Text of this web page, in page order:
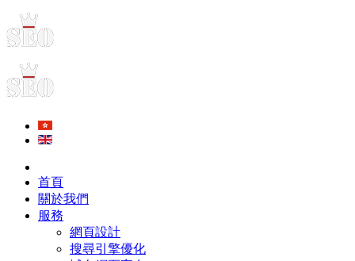
首頁
關於我們
服務
網頁設計
搜尋引擎優化